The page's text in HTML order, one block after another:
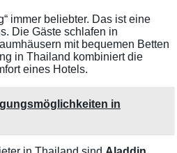
immer beliebter. Das ist eine
Die Gäste schlafen in
mit bequemen Betten
in Thailand kombiniert die
eines Hotels.
in